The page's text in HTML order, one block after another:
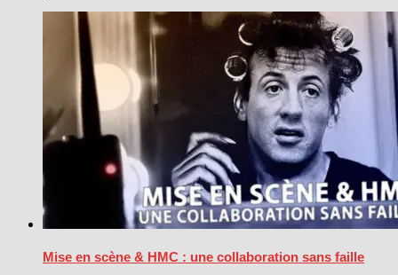
Mise en scène & HMC : une collaboration sans faille